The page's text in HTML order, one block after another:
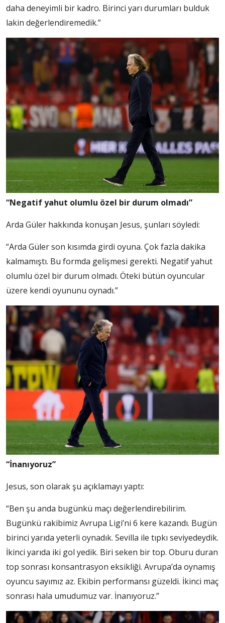
daha deneyimli bir kadro. Birinci yarı durumları bulduk
lakin değerlendiremedik.”
“Negatif yahut olumlu özel bir durum olmadı”
Arda Güler hakkında konuşan Jesus, şunları söyledi:
“Arda Güler son kısımda girdi oyuna. Çok fazla dakika
kalmamıştı. Bu formda gelişmesi gerekti. Negatif yahut
olumlu özel bir durum olmadı. Öteki bütün oyuncular
üzere kendi oyununu oynadı.”
“İnanıyoruz”
Jesus, son olarak şu açıklamayı yaptı:
“Ben şu anda bugünkü maçı değerlendirebilirim.
Bugünkü rakibimiz Avrupa Ligi’ni 6 kere kazandı. Bugün
birinci yarıda yeterli oynadık. Sevilla ile tıpkı seviyedeydik.
İkinci yarıda iki gol yedik. Biri seken bir top. Oburu duran
top sonrası konsantrasyon eksikliği. Avrupa’da oynamış
oyuncu sayımız az. Ekibin performansı güzeldi. İkinci maç
sonrası hala umudumuz var. İnanıyoruz.”